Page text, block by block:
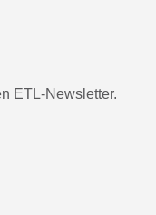
ETL-Newsletter.